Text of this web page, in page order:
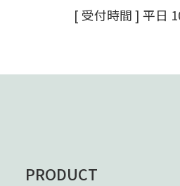
[ 受付時間 ] 平日
PRODUCT